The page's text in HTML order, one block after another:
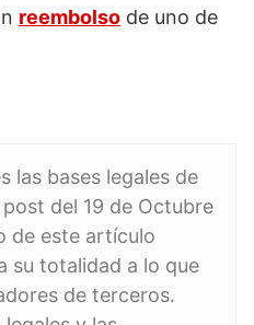
reembolso de uno de
las bases legales de
del 19 de Octubre
de este artículo
su totalidad a lo que
de terceros.